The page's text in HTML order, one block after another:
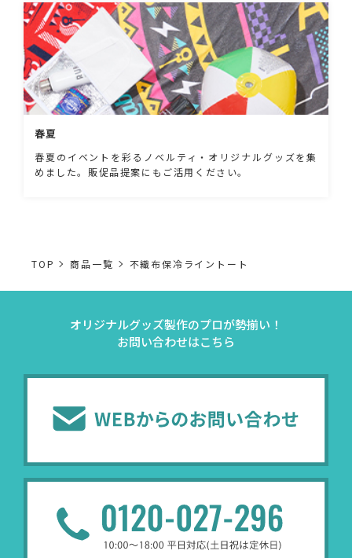
春夏
春夏のイベントを彩るノベルティ・オリジナルグッズを集
めました。販促品提案にもご活用ください。
TOP 商品一覧 不織布保冷ライントート
オリジナルグッズ製作のプロが勢揃い！
お問い合わせはこちら